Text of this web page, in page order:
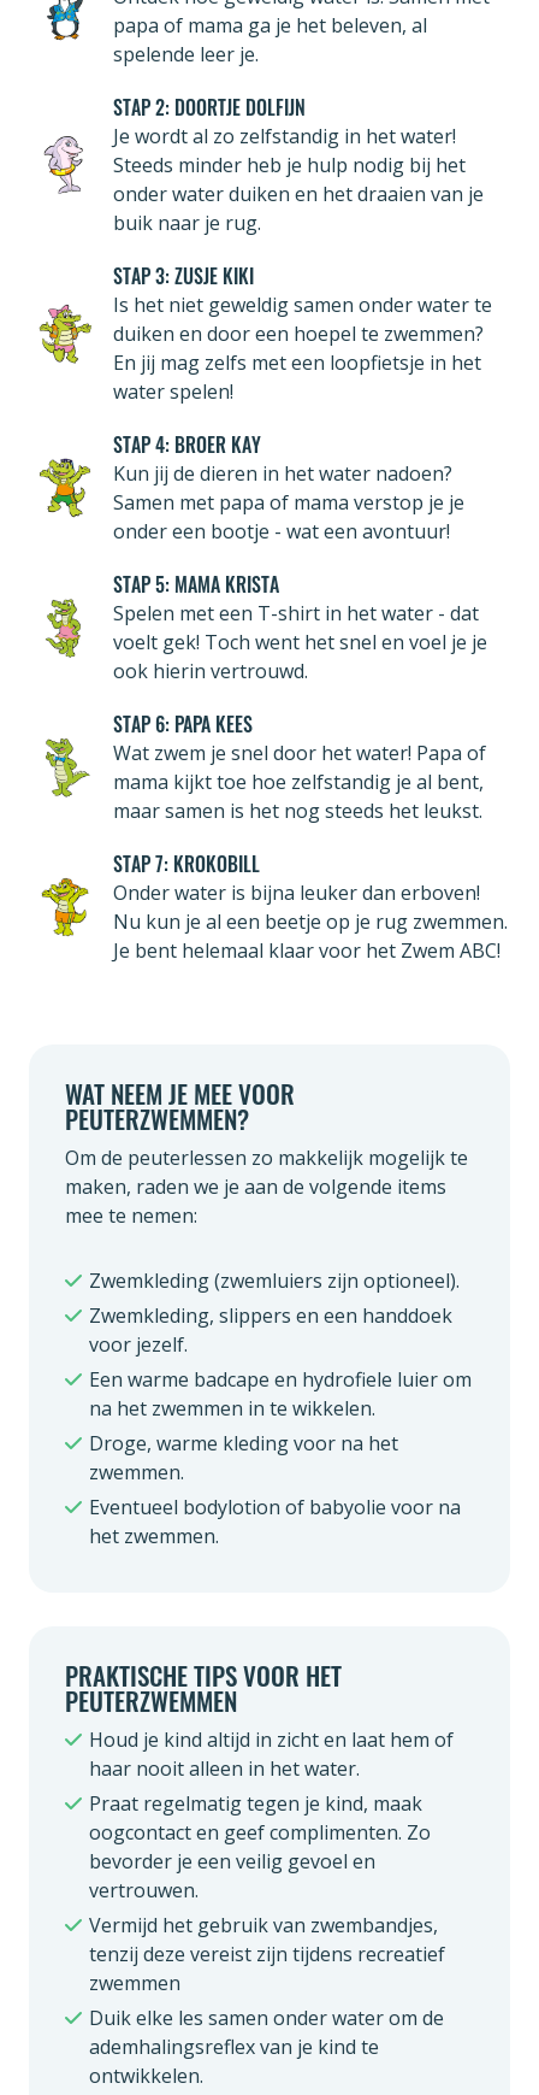
papa of mama ga je het beleven, al
spelende leer je.
STAP 2: DOORTJE DOLFIJN
Je wordt al zo zelfstandig in het water!
Steeds minder heb je hulp nodig bij het
onder water duiken en het draaien van je
buik naar je rug.
STAP 3: ZUSJE KIKI
Is het niet geweldig samen onder water te
duiken en door een hoepel te zwemmen?
En jij mag zelfs met een loopfietsje in het
water spelen!
STAP 4: BROER KAY
Kun jij de dieren in het water nadoen?
Samen met papa of mama verstop je je
onder een bootje - wat een avontuur!
STAP 5: MAMA KRISTA
Spelen met een T-shirt in het water - dat
voelt gek! Toch went het snel en voel je je
ook hierin vertrouwd.
STAP 6: PAPA KEES
Wat zwem je snel door het water! Papa of
mama kijkt toe hoe zelfstandig je al bent,
maar samen is het nog steeds het leukst.
STAP 7: KROKOBILL
Onder water is bijna leuker dan erboven!
Nu kun je al een beetje op je rug zwemmen.
Je bent helemaal klaar voor het Zwem ABC!
PRAKTISCHE TIPS VOOR HET
PEUTERZWEMMEN
Houd je kind altijd in zicht en laat hem of
haar nooit alleen in het water.
Praat regelmatig tegen je kind, maak
oogcontact en geef complimenten. Zo
bevorder je een veilig gevoel en
vertrouwen.
Vermijd het gebruik van zwembandjes,
tenzij deze vereist zijn tijdens recreatief
zwemmen
Duik elke les samen onder water om de
ademhalingsreflex van je kind te
ontwikkelen.
WAT NEEM JE MEE VOOR
PEUTERZWEMMEN?
Om de peuterlessen zo makkelijk mogelijk te
maken, raden we je aan de volgende items
mee te nemen:
Zwemkleding (zwemluiers zijn optioneel).
Zwemkleding, slippers en een handdoek
voor jezelf.
Een warme badcape en hydrofiele luier om
na het zwemmen in te wikkelen.
Droge, warme kleding voor na het
zwemmen.
Eventueel bodylotion of babyolie voor na
het zwemmen.